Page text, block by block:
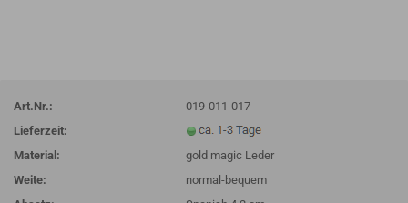
Art.Nr.:
019-011-017
Lieferzeit:
Material:
gold magic Leder
Weite:
normal-bequem